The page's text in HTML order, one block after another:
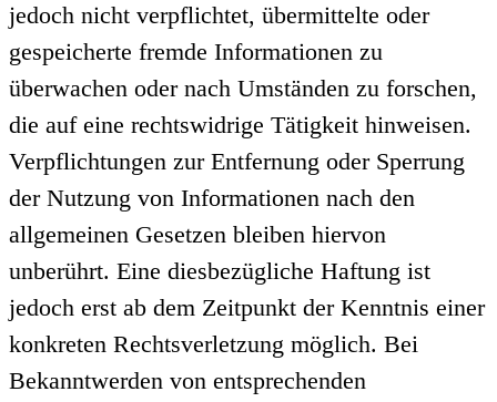
jedoch nicht verpflichtet, übermittelte oder
gespeicherte fremde Informationen zu
überwachen oder nach Umständen zu forschen,
die auf eine rechtswidrige Tätigkeit hinweisen.
Verpflichtungen zur Entfernung oder Sperrung
der Nutzung von Informationen nach den
allgemeinen Gesetzen bleiben hiervon
unberührt. Eine diesbezügliche Haftung ist
jedoch erst ab dem Zeitpunkt der Kenntnis einer
konkreten Rechtsverletzung möglich. Bei
Bekanntwerden von entsprechenden